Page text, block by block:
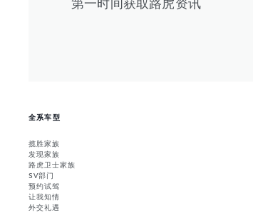
全系车型
揽胜家族
发现家族
路虎卫士家族
SV部门
预约试驾
让我知情
外交礼遇